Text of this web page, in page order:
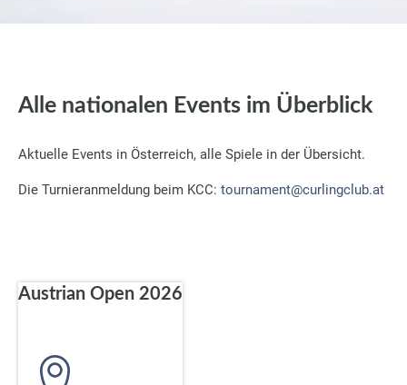
Alle nationalen Events im Überblick
Aktuelle Events in Österreich, alle Spiele in der Übersicht.
Die Turnieranmeldung beim KCC: tournament@curlingclub.at
Austrian Open 2026